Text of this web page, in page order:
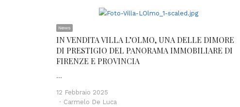
News
IN VENDITA VILLA L’OLMO, UNA DELLE DIMORE
DI PRESTIGIO DEL PANORAMA IMMOBILIARE DI
FIRENZE E PROVINCIA
…
12 Febbraio 2025
Author
Carmelo De Luca